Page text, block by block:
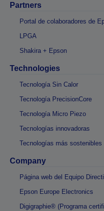
Partners
Portal de colaboradores de
LPGA
Shakira + Epson
Technologies
Tecnología Sin Calor
Tecnología PrecisionCore
Tecnología Micro Piezo
Tecnologías innovadoras
Tecnologías más sostenibles
Company
Página web del Equipo
Epson Europe Electronics
Digigraphie® (Programa